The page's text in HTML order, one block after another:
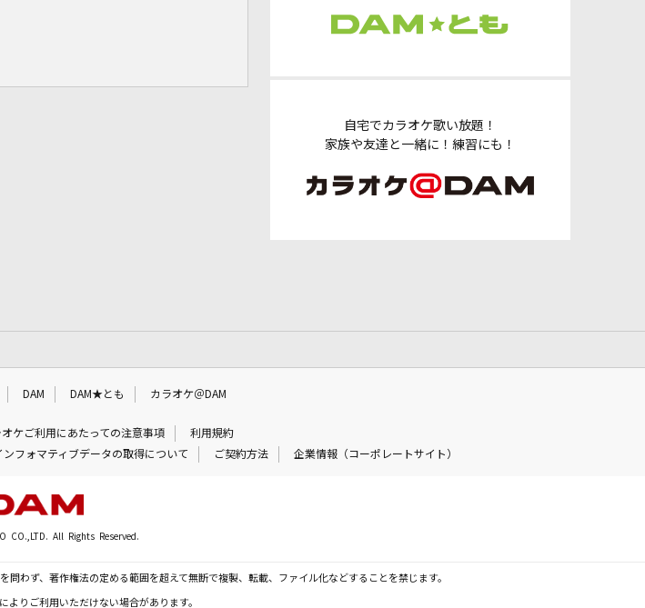
自宅でカラオケ歌い放題！
家族や友達と一緒に！練習にも！
DAM DAM★とも カラオケ＠DAM
オケご利用にあたっての注意事項
利用規約
ンフォマティブデータの取得について ご契約方法 企業情報（コーポレートサイト）
CO.,LTD. All Rights Reserved.
わず、著作権法の定める範囲を超えて無断で複製、転載、ファイル化などすることを禁じます。
よりご利用いただけない場合があります。